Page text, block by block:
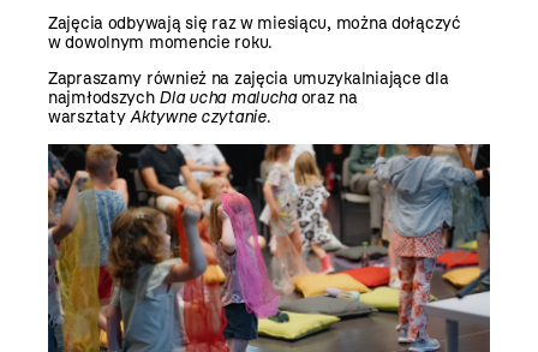
Zajęcia odbywają się raz w miesiącu, można dołączyć
w dowolnym momencie roku.
Zapraszamy również na zajęcia umuzykalniające dla
najmłodszych Dla ucha maluchaoraz na
warsztatyAktywne czytanie.